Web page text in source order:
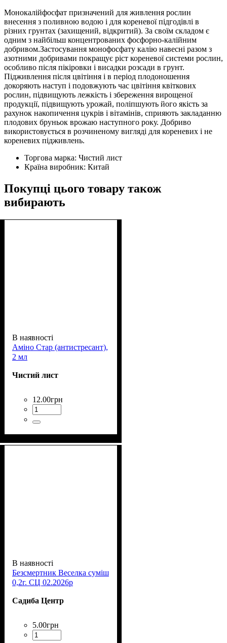
Монокалійфосфат призначений для живлення рослин
внесення з поливною водою і для кореневої підгодівлі в
різних грунтах (захищений, відкритий). За своїм складом є
одним з найбільш концентрованих фосфорно-калійним
добривом.Застосування монофосфату калію навесні разом з
азотними добривами покращує ріст кореневої системи рослин,
особливо після пікіровки і висадки розсади в грунт.
Підживлення після цвітіння і в період плодоношення
докоряють наступ і подовжують час цвітіння квіткових
рослин, підвищують лежкість і збереження вирощеної
продукції, підвищують урожай, поліпшують його якість за
рахунок накопичення цукрів і вітамінів, сприяють закладанню
плодових бруньок врожаю наступного року. Добриво
використовується в розчиненому вигляді для кореневих і не
кореневих підживлень.
Торгова марка: Чистий лист
Країна виробник: Китай
Покупці цього товару також
вибирають
В наявності
Аміно Стар (антистресант),
2 мл
Чистий лист
12.00грн
В наявності
Безсмертник Веселка суміш
0,2г. СЦ 02.2026р
Садиба Центр
5.00грн